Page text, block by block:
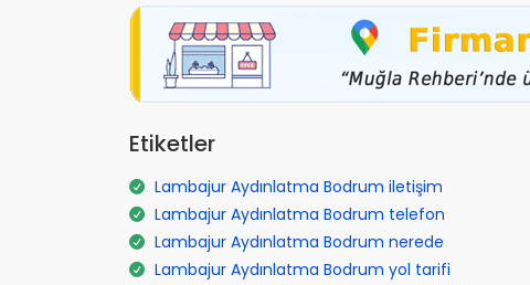
Etiketler
Lambajur Aydınlatma Bodrum iletişim
Lambajur Aydınlatma Bodrum telefon
Lambajur Aydınlatma Bodrum nerede
Lambajur Aydınlatma Bodrum yol tarifi